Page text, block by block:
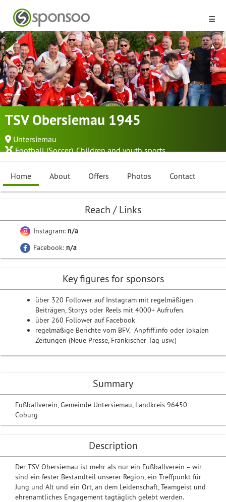
TSV Obersiemau 1945
Untersiemau
Football (Soccer),Children and youth sports
Home About Offers Photos Contact
Summary
Fußballverein, Gemeinde Untersiemau, Landkreis 96450
Coburg
Description
Der TSV Obersiemau ist mehr als nur ein Fußballverein – wir
sind ein fester Bestandteil unserer Region, ein Treffpunkt für
Jung und Alt und ein Ort, an dem Leidenschaft, Teamgeist und
ehrenamtliches Engagement tagtäglich gelebt werden.
Reach / Links
Instagram: n/a
Facebook: n/a
Key figures for sponsors
über 320 Follower auf Instagram mit regelmäßigen
Beiträgen, Storys oder Reels mit 4000+ Aufrufen.
über 260 Follower auf Facebook
regelmäßige Berichte vom BFV, Anpfiff.info oder lokalen
Zeitungen (Neue Presse, Fränkischer Tag usw.)